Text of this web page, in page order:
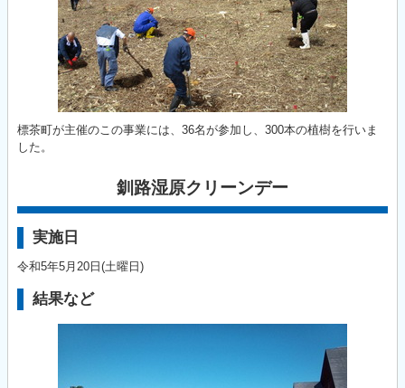
標茶町が主催のこの事業には、36名が参加し、300本の植樹を行いま
した。
釧路湿原クリーンデー
実施日
令和5年5月20日(土曜日)
結果など